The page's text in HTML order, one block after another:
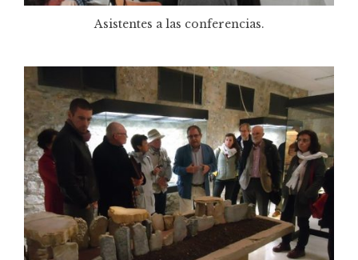
Asistentes a las conferencias.